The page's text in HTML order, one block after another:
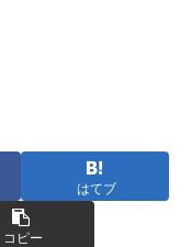
はてブ
コピー